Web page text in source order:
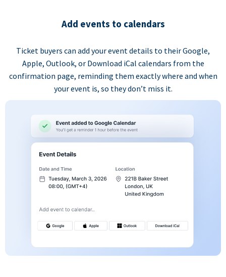
Add events to calendars
Ticket buyers can add your event details to their Google,
Apple, Outlook, or Download iCal calendars from the
confirmation page, reminding them exactly where and when
your event is, so they don’t miss it.